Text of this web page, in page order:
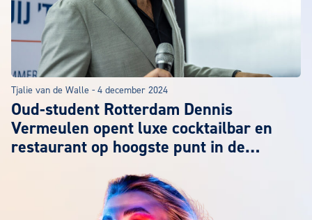
Tjalie van de Walle - 4 december 2024
Oud-student Rotterdam Dennis
Vermeulen opent luxe cocktailbar en
restaurant op hoogste punt in de